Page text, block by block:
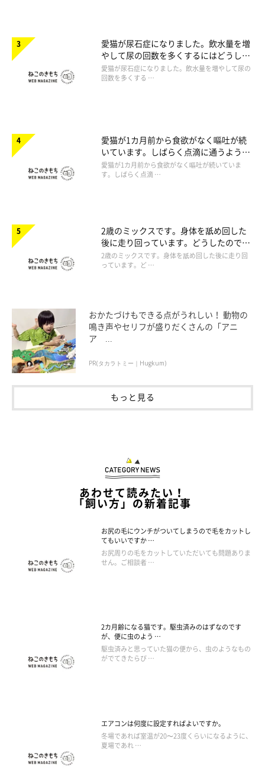
愛猫が尿石症になりました。飲水量を増
やして尿の回数を多くするにはどうした
らいいですか。
愛猫が尿石症になりました。飲水量を増やして尿の
回数を多くする …
愛猫が1カ月前から食欲がなく嘔吐が続
いています。しばらく点滴に通うように
言われたのですが心配です。
愛猫が1カ月前から食欲がなく嘔吐が続いていま
す。しばらく点滴 …
2歳のミックスです。身体を舐め回した
後に走り回っています。どうしたのでし
ょうか。
2歳のミックスです。身体を舐め回した後に走り回
っています。ど …
おかたづけもできる点がうれしい！ 動物の
鳴き声やセリフが盛りだくさんの「アニ
ア ...
PR(タカラトミー｜Hugkum)
もっと見る
あわせて読みたい！
「飼い方」の新着記事
お尻の毛にウンチがついてしまうので毛をカットし
てもいいですか …
お尻周りの毛をカットしていただいても問題ありま
せん。ご相談者 …
2カ月齢になる猫です。駆虫済みのはずなのです
が、便に虫のよう …
駆虫済みと思っていた猫の便から、虫のようなもの
がでてきたらび …
エアコンは何度に設定すればよいですか。
冬場であれば室温が20〜23度くらいになるように、
夏場であれ …